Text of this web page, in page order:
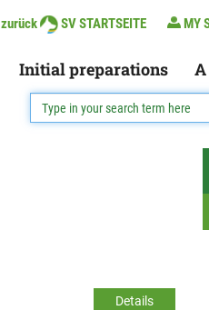
zurück SV STARTSEITE MY
Initial preparations
Details